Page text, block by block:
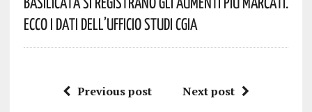
Ecco I Dati Dell’Ufficio Studi CGIA
Previous post Next post